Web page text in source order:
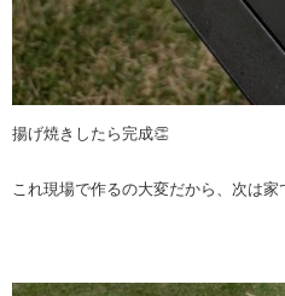
揚げ焼きしたら完成👏
これ現場で作るの大変だから、次は